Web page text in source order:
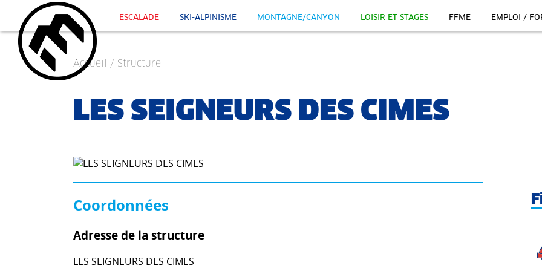
ESCALADE SKI-ALPINISME MONTAGNE/CANYON LOISIR ET STAGES FFME EMPLOI /
Accueil / Structure
LES SEIGNEURS DES CIMES
Coordonnées
Adresse de la structure
LES SEIGNEURS DES CIMES